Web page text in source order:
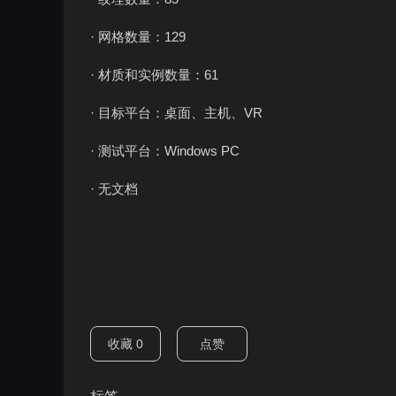
· 网格数量：129
· 材质和实例数量：61
· 目标平台：桌面、主机、VR
· 测试平台：Windows PC
· 无文档
收藏 0 点赞